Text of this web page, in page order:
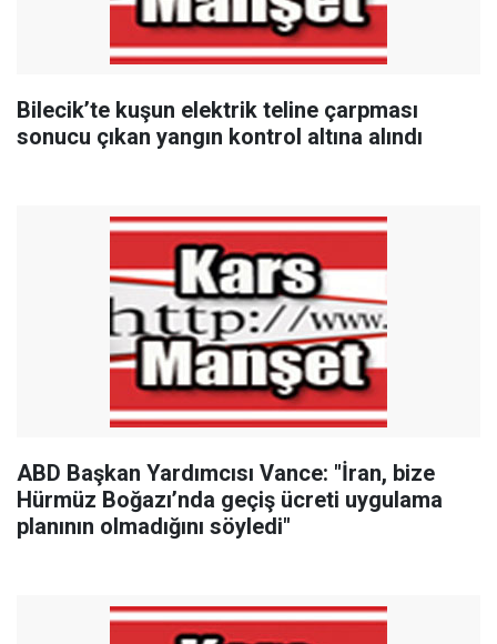
Bilecik’te kuşun elektrik teline çarpması
sonucu çıkan yangın kontrol altına alındı
ABD Başkan Yardımcısı Vance: "İran, bize
Hürmüz Boğazı’nda geçiş ücreti uygulama
planının olmadığını söyledi"